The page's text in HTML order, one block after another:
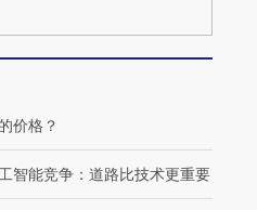
价格？
智能竞争：道路比技术更重要